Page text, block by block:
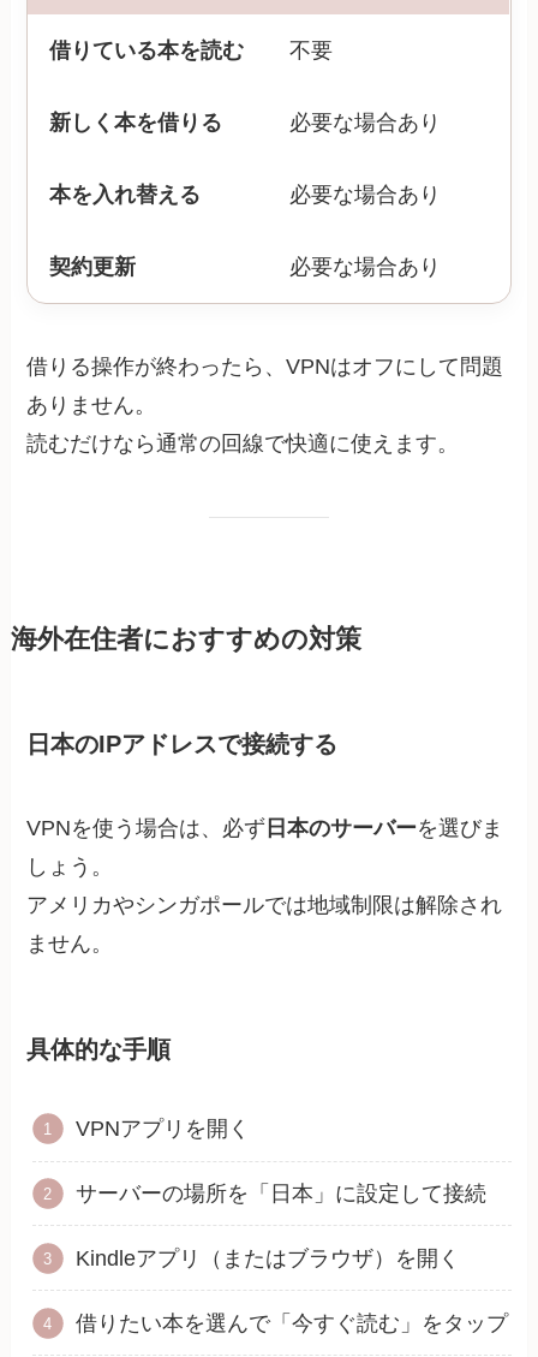
借りている本を読む 不要
新しく本を借りる 必要な場合あり
本を入れ替える 必要な場合あり
契約更新 必要な場合あり
借りる操作が終わったら、VPNはオフにして問題
ありません。
読むだけなら通常の回線で快適に使えます。
海外在住者におすすめの対策
日本のIPアドレスで接続する
VPNを使う場合は、必ず 日本のサーバーを選びま
しょう。
アメリカやシンガポールでは地域制限は解除され
ません。
具体的な手順
VPNアプリを開く
サーバーの場所を「日本」に設定して接続
Kindleアプリ（またはブラウザ）を開く
借りたい本を選んで「今すぐ読む」をタップ